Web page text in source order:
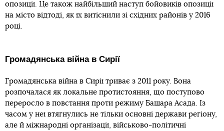
опозиції. Це також найбільший наступ бойовиків опозиції
на місто відтоді, як їх витіснили зі східних районів у 2016
році.
Громадянська війна в Сирії
Громадянська війна в Сирії триває з 2011 року. Вона
розпочалася як локальне протистояння, що поступово
переросло в повстання проти режиму Башара Асада. Із
часом у неї втягнулись не тільки основні держави регіону,
але й міжнародні організації, військово-політичні